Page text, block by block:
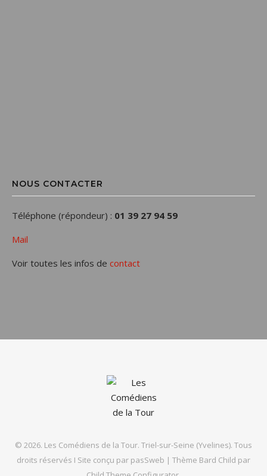
NOUS CONTACTER
Téléphone (répondeur) : 01 39 27 94 59
Mail
Voir toutes les infos de contact
© 2026. Les Comédiens de la Tour. Triel-sur-Seine (Yvelines). Tous
droits réservés I Site conçu par pasSweb | Thème Bard Child par